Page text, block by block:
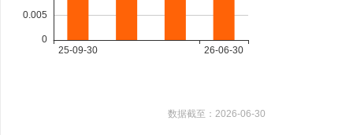
数据截至： 2026-06-30